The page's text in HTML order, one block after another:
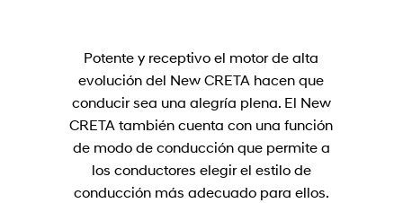
Potente y receptivo el motor de alta
evolución del New CRETA hacen que
conducir sea una alegría plena. El New
CRETA también cuenta con una función
de modo de conducción que permite a
los conductores elegir el estilo de
conducción más adecuado para ellos.